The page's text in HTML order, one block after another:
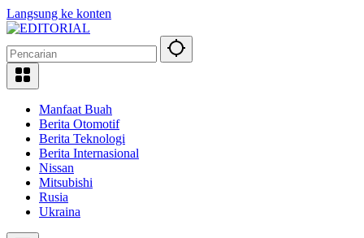
Langsung ke konten
Manfaat Buah
Berita Otomotif
Berita Teknologi
Berita Internasional
Nissan
Mitsubishi
Rusia
Ukraina